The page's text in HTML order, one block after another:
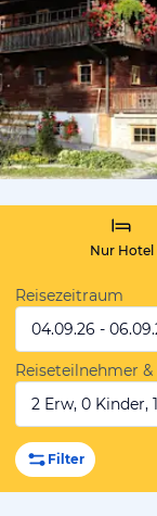
Nur Hotel
Reisezeitraum
04.09.26 -
Reiseteilnehmer
2 Erw, 0 Kinder,
Filter